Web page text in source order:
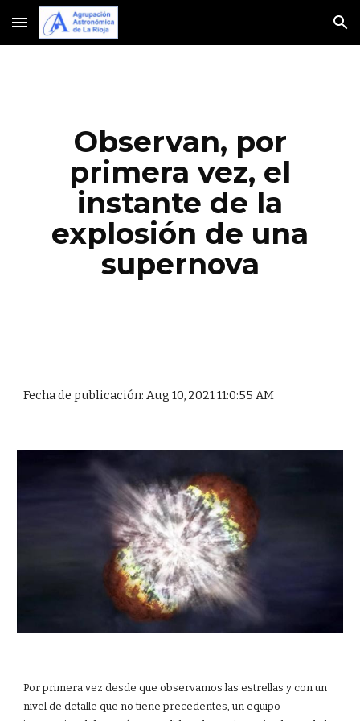
Skip to main content Skip to navigation
Observan, por
primera vez, el
instante de la
explosión de una
supernova
Fecha de publicación: Aug 10, 2021 11:0:55 AM
Por primera vez desde que observamos las estrellas y con un
nivel de detalle que no tiene precedentes, un equipo